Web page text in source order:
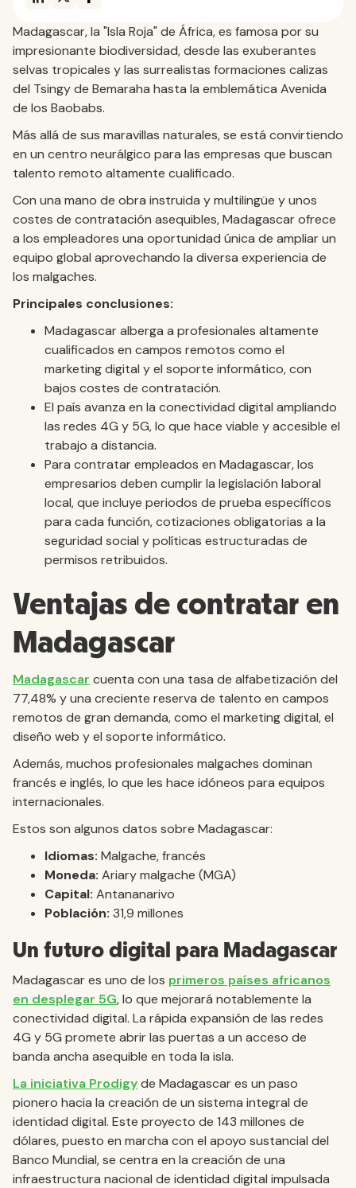
Madagascar, la "Isla Roja" de África, es famosa por su
impresionante biodiversidad, desde las exuberantes
selvas tropicales y las surrealistas formaciones calizas
del Tsingy de Bemaraha hasta la emblemática Avenida
de los Baobabs.
Más allá de sus maravillas naturales, se está convirtiendo
en un centro neurálgico para las empresas que buscan
talento remoto altamente cualificado.
Con una mano de obra instruida y multilingüe y unos
costes de contratación asequibles, Madagascar ofrece
a los empleadores una oportunidad única de ampliar un
equipo global aprovechando la diversa experiencia de
los malgaches.
Principales conclusiones:
Madagascar alberga a profesionales altamente
cualificados en campos remotos como el
marketing digital y el soporte informático, con
bajos costes de contratación.
El país avanza en la conectividad digital ampliando
las redes 4G y 5G, lo que hace viable y accesible el
trabajo a distancia.
Para contratar empleados en Madagascar, los
empresarios deben cumplir la legislación laboral
local, que incluye periodos de prueba específicos
para cada función, cotizaciones obligatorias a la
seguridad social y políticas estructuradas de
permisos retribuidos.
Ventajas de contratar en
Madagascar
Madagascar cuenta con una tasa de alfabetización del
77,48% y una creciente reserva de talento en campos
remotos de gran demanda, como el marketing digital, el
diseño web y el soporte informático.
Además, muchos profesionales malgaches dominan
francés e inglés, lo que les hace idóneos para equipos
internacionales.
Estos son algunos datos sobre Madagascar:
Idiomas: Malgache, francés
Moneda: Ariary malgache (MGA)
Capital: Antananarivo
Población: 31,9 millones
Un futuro digital para Madagascar
Madagascar es uno de los primeros países africanos
en desplegar 5G, lo que mejorará notablemente la
conectividad digital. La rápida expansión de las redes
4G y 5G promete abrir las puertas a un acceso de
banda ancha asequible en toda la isla.
La iniciativa Prodigyde Madagascar es un paso
pionero hacia la creación de un sistema integral de
identidad digital. Este proyecto de 143 millones de
dólares, puesto en marcha con el apoyo sustancial del
Banco Mundial, se centra en la creación de una
infraestructura nacional de identidad digital impulsada